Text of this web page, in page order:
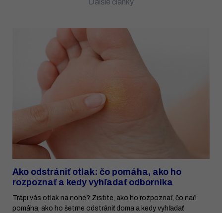
Ďalšie články
Ako odstrániť otlak: čo pomáha, ako ho
rozpoznať a kedy vyhľadať odborníka
Trápi vás otlak na nohe? Zistite, ako ho rozpoznať, čo naň
pomáha, ako ho šetrne odstrániť doma a kedy vyhľadať